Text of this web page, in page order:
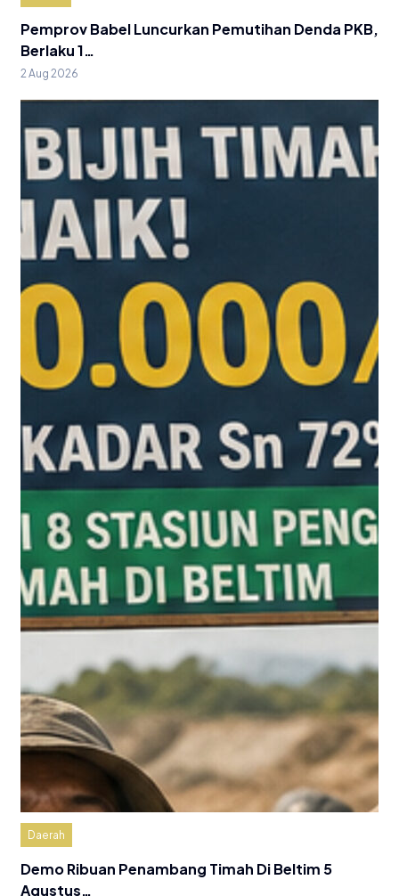
Pemprov Babel Luncurkan Pemutihan Denda PKB,
Berlaku 1…
2 Aug 2026
Daerah
Demo Ribuan Penambang Timah Di Beltim 5
Agustus…